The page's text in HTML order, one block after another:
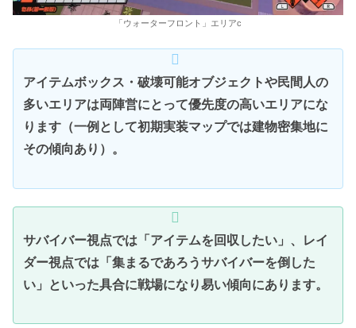
「ウォーターフロント」エリアc
アイテムボックス・破壊可能オブジェクトや民間人の
多いエリアは両陣営にとって優先度の高いエリアにな
ります（一例として初期実装マップでは建物密集地に
その傾向あり）。
サバイバー視点では「アイテムを回収したい」、レイ
ダー視点では「集まるであろうサバイバーを倒した
い」といった具合に戦場になり易い傾向にあります。